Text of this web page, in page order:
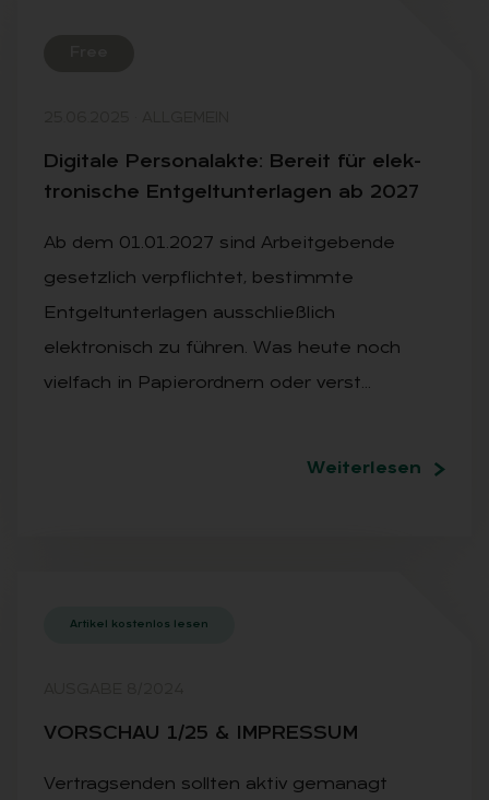
Di­gi­ta­le Per­so­nal­ak­te: Be­reit für elek­
tro­ni­sche Ent­gelt­un­ter­la­gen ab 2027
Ab dem 01.01.2027 sind Arbeitgebende
gesetzlich verpflichtet, bestimmte
Entgeltunterlagen ausschließlich
elektronisch zu führen. Was heute noch
vielfach in Papierordnern oder verst…
Weiterlesen
Artikel kostenlos lesen
VOR­SCHAU 1/25 & IM­PRES­SUM
Vertragsenden sollten aktiv gemanagt